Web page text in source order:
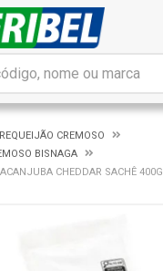
REQUEIJÃO CREMOSO
BISNAGA
CHEDDAR SACHÊ 400G